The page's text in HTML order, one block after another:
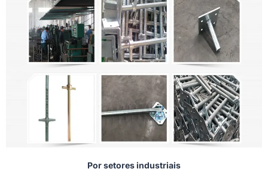
Por setores industriais